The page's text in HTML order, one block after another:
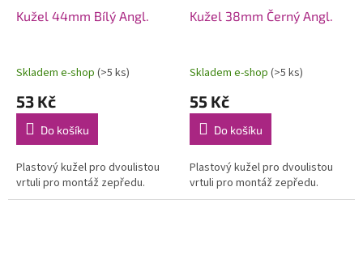
Kužel 44mm Bílý Angl.
Skladem e-shop (>5 ks)
53 Kč
Do košíku
Plastový kužel pro dvoulistou
vrtuli pro montáž zepředu.
Kužel 38mm Černý Angl.
Skladem e-shop (>5 ks)
55 Kč
Do košíku
Plastový kužel pro dvoulistou
vrtuli pro montáž zepředu.